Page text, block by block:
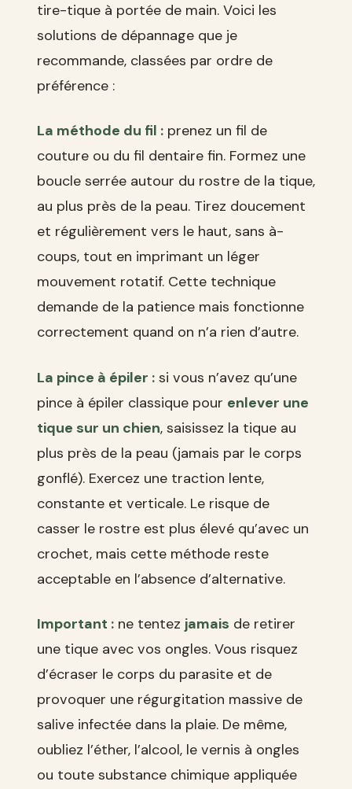
tire-tique à portée de main. Voici les
solutions de dépannage que je
recommande, classées par ordre de
préférence :
La méthode du fil : prenez un fil de
couture ou du fil dentaire fin. Formez une
boucle serrée autour du rostre de la tique,
au plus près de la peau. Tirez doucement
et régulièrement vers le haut, sans à-
coups, tout en imprimant un léger
mouvement rotatif. Cette technique
demande de la patience mais fonctionne
correctement quand on n’a rien d’autre.
La pince à épiler : si vous n’avez qu’une
pince à épiler classique pour enlever une
tique sur un chien, saisissez la tique au
plus près de la peau (jamais par le corps
gonflé). Exercez une traction lente,
constante et verticale. Le risque de
casser le rostre est plus élevé qu’avec un
crochet, mais cette méthode reste
acceptable en l’absence d’alternative.
Important : ne tentez jamais de retirer
une tique avec vos ongles. Vous risquez
d’écraser le corps du parasite et de
provoquer une régurgitation massive de
salive infectée dans la plaie. De même,
oubliez l’éther, l’alcool, le vernis à ongles
ou toute substance chimique appliquée